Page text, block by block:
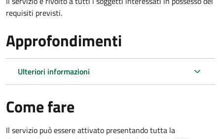
requisiti previsti.
Approfondimenti
Ulteriori informazioni
Come fare
Il servizio può essere attivato presentando tutta la